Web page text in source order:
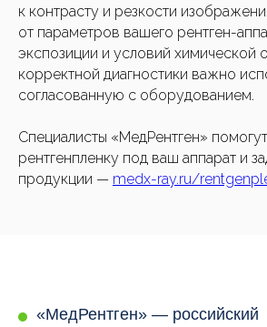
к контрасту и резкости
от параметров вашего рентген-
экспозиции и условий химической
корректной диагностики важно
согласованную с оборудованием.
Специалисты «МедРентген»
рентгенпленку под ваш аппарат и
продукции — medx-ray.ru/
«МедРентген» — российский